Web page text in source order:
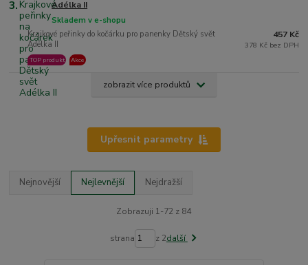
3. Adélka II
Krajkové peřinky do kočárku pro panenky Dětský svět
Adélka II
Skladem v e-shopu
TOP produkt Akce
457 Kč
378 Kč bez DPH
zobrazit více produktů
Upřesnit parametry
Nejnovější Nejlevnější Nejdražší
Zobrazuji 1-72 z 84
strana z 2další